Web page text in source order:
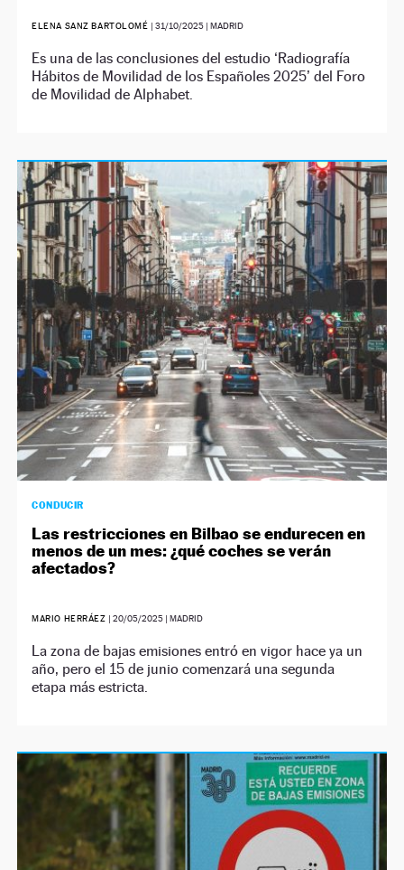
ELENA SANZ BARTOLOMÉ | 31/10/2025| MADRID
Es una de las conclusiones del estudio ‘Radiografía
Hábitos de Movilidad de los Españoles 2025’ del Foro
de Movilidad de Alphabet.
CONDUCIR
Las restricciones en Bilbao se endurecen en
menos de un mes: ¿qué coches se verán
afectados?
MARIO HERRÁEZ | 20/05/2025| MADRID
La zona de bajas emisiones entró en vigor hace ya un
año, pero el 15 de junio comenzará una segunda
etapa más estricta.